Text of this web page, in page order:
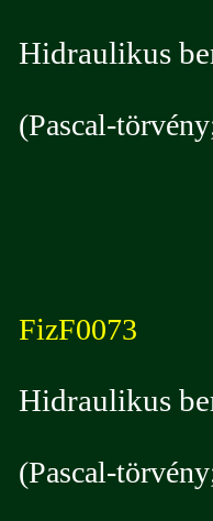
Hidraulikus
(Pascal-
FizF0073
Hidraulikus
(Pascal-